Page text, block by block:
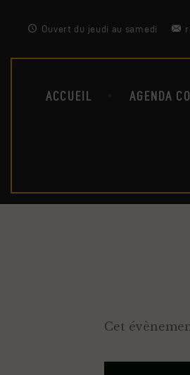
Ouvert du jeudi au samedi
ACCUEIL AGENDA
Cet